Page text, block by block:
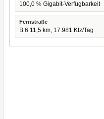
100,0 % Gigabit-Verfügbarkeit
Fernstraße
B 6 11,5 km, 17.981 Kfz/Tag